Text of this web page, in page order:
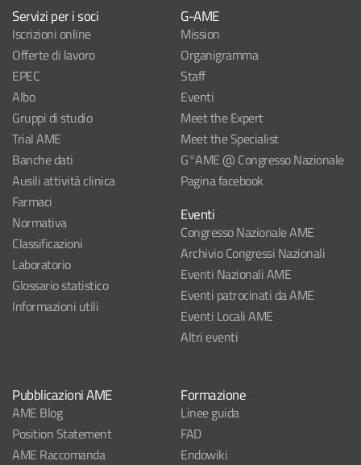
Servizi per i soci
Iscrizioni online
Offerte di lavoro
EPEC
Albo
Gruppi di studio
Trial AME
Banche dati
Ausili attività clinica
Farmaci
Normativa
Classificazioni
Laboratorio
Glossario statistico
Informazioni utili
G-AME
Mission
Organigramma
Staff
Eventi
Meet the Expert
Meet the Specialist
G°AME @ Congresso Nazionale
Pagina facebook
Eventi
Congresso Nazionale AME
Archivio Congressi Nazionali
Eventi Nazionali AME
Eventi patrocinati da AME
Eventi Locali AME
Altri eventi
Pubblicazioni AME
AME Blog
Position Statement
AME Raccomanda
Formazione
Linee guida
FAD
Endowiki